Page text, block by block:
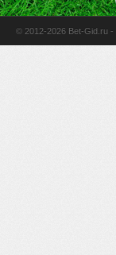
© 2012-2026 Bet-Gid.ru -